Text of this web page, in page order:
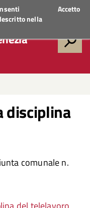
nella
Accetto
disciplina
comunale n.